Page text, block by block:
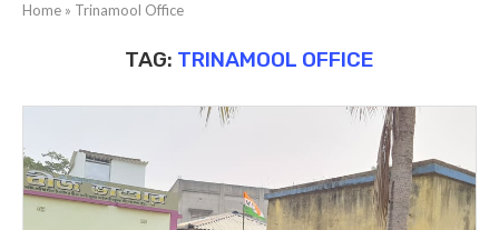
Home » Trinamool Office
TAG: TRINAMOOL OFFICE